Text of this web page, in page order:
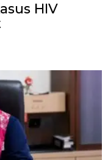
HIV